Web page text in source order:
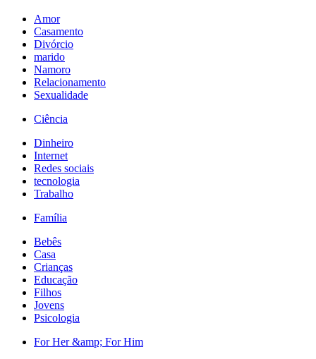
Amor
Casamento
Divórcio
marido
Namoro
Relacionamento
Sexualidade
Ciência
Dinheiro
Internet
Redes sociais
tecnologia
Trabalho
Família
Bebês
Casa
Crianças
Educação
Filhos
Jovens
Psicologia
For Her &amp; For Him